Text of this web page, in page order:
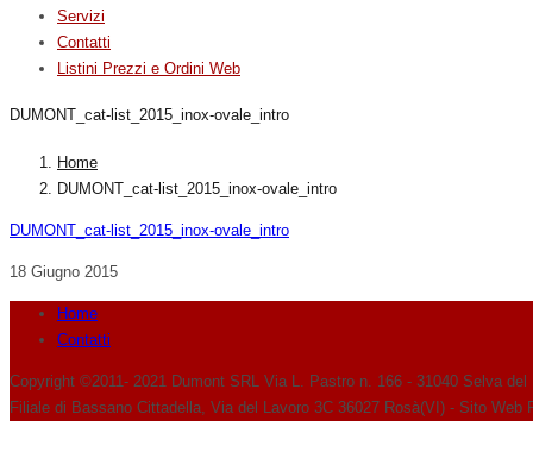
Servizi
Contatti
Listini Prezzi e Ordini Web
DUMONT_cat-list_2015_inox-ovale_intro
Home
DUMONT_cat-list_2015_inox-ovale_intro
DUMONT_cat-list_2015_inox-ovale_intro
18 Giugno 2015
Home
Contatti
Copyright ©2011- 2021 Dumont SRL Via L. Pastro n. 166 - 31040 Selva
Filiale di Bassano Cittadella, Via del Lavoro 3C 36027 Rosà(VI) - Sito Web